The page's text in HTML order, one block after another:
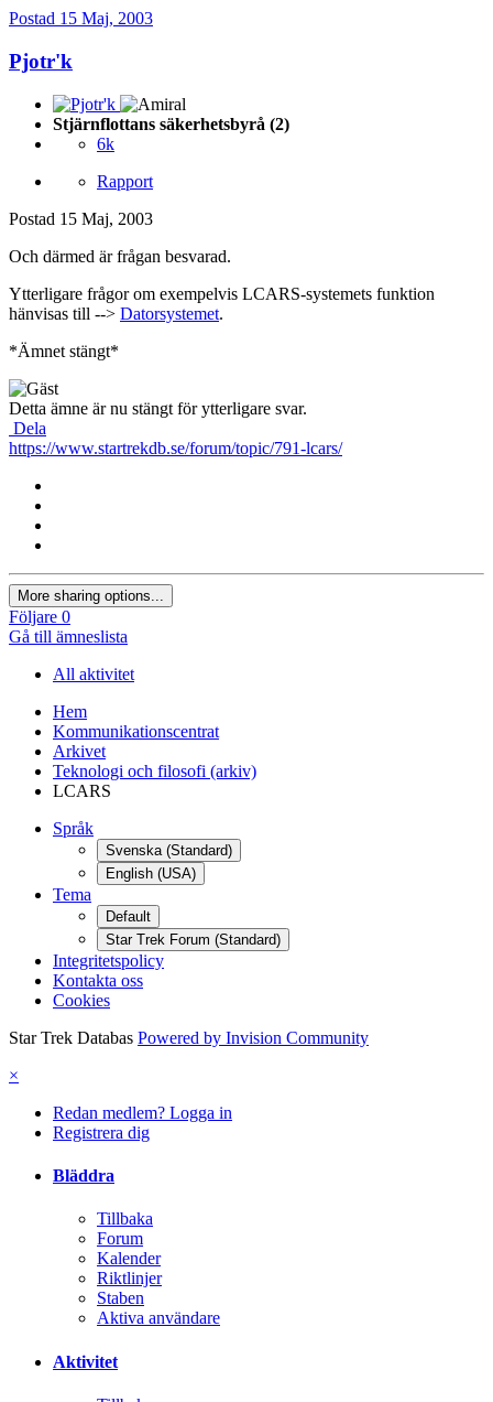
Postad 15 Maj, 2003
Pjotr'k
Stjärnflottans säkerhetsbyrå (2)
6k
Rapport
Postad 15 Maj, 2003
Och därmed är frågan besvarad.
Ytterligare frågor om exempelvis LCARS-systemets funktion
hänvisas till --> Datorsystemet.
*Ämnet stängt*
Detta ämne är nu stängt för ytterligare svar.
Dela
https://www.startrekdb.se/forum/topic/791-lcars/
More sharing options...
Följare 0
Gå till ämneslista
All aktivitet
Hem
Kommunikationscentrat
Arkivet
Teknologi och filosofi (arkiv)
LCARS
Språk
Svenska (Standard)
English (USA)
Tema
Default
Star Trek Forum (Standard)
Integritetspolicy
Kontakta oss
Cookies
Star Trek Databas Powered by Invision Community
×
Redan medlem? Logga in
Registrera dig
Bläddra
Tillbaka
Forum
Kalender
Riktlinjer
Staben
Aktiva användare
Aktivitet